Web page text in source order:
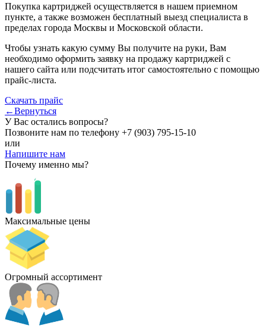
Покупка картриджей осуществляется в нашем приемном
пункте, а также возможен бесплатный выезд специалиста в
пределах города Москвы и Московской области.
Чтобы узнать какую сумму Вы получите на руки, Вам
необходимо оформить заявку на продажу картриджей с
нашего сайта или подсчитать итог самостоятельно с помощью
прайс-листа.
Скачать прайс
←Вернуться
У Вас остались вопросы?
Позвоните нам по телефону +7 (903) 795-15-10
или
Напишите нам
Почему именно мы?
Максимальные цены
Огромный ассортимент